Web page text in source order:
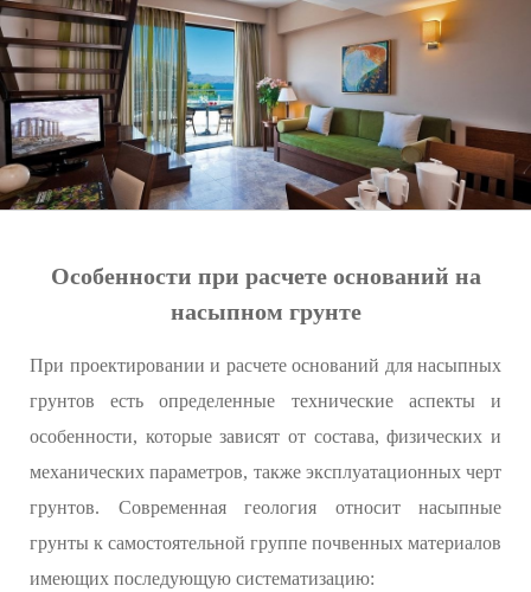
Особенности при расчете оснований на
насыпном грунте
При проектировании и расчете оснований для насыпных
грунтов есть определенные технические аспекты и
особенности, которые зависят от состава, физических и
механических параметров, также эксплуатационных черт
грунтов. Современная геология относит насыпные
грунты к самостоятельной группе почвенных материалов
имеющих последующую систематизацию: